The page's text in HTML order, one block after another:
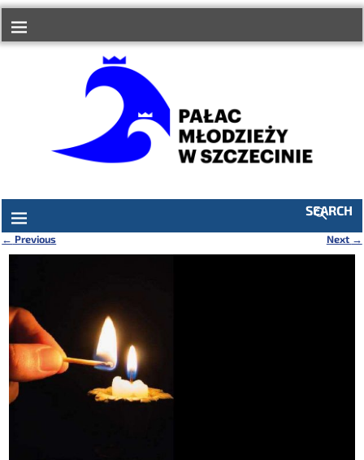
treści
SEARCH
Nawigacja
← Previous Next →